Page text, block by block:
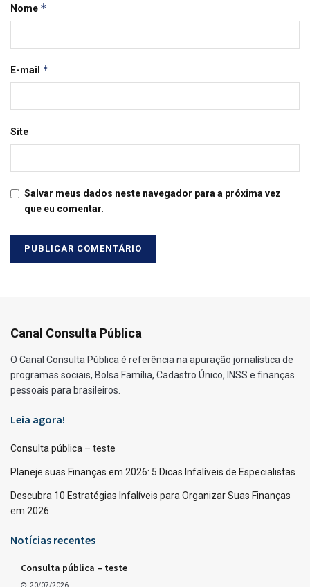
Nome *
E-mail *
Site
Salvar meus dados neste navegador para a próxima vez
que eu comentar.
Canal Consulta Pública
O Canal Consulta Pública é referência na apuração jornalística de
programas sociais, Bolsa Família, Cadastro Único, INSS e finanças
pessoais para brasileiros.
Leia agora!
Consulta pública – teste
Planeje suas Finanças em 2026: 5 Dicas Infalíveis de Especialistas
Descubra 10 Estratégias Infalíveis para Organizar Suas Finanças
em 2026
Notícias recentes
Consulta pública – teste